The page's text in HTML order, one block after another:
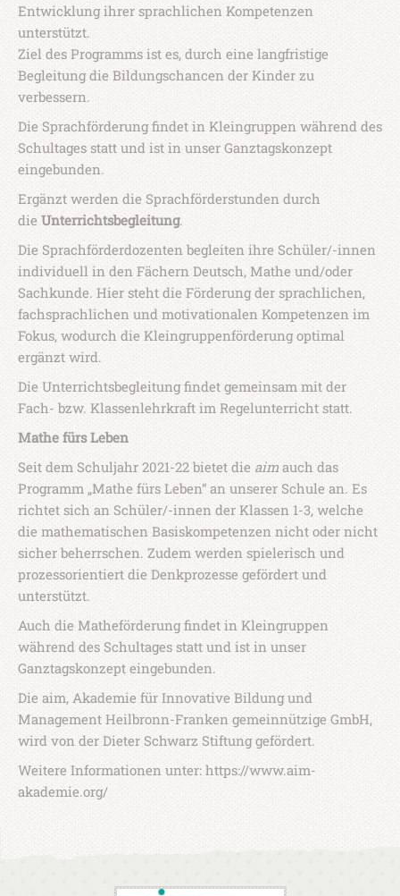
Entwicklung ihrer sprachlichen Kompetenzen
unterstützt.
Ziel des Programms ist es, durch eine langfristige
Begleitung die Bildungschancen der Kinder zu
verbessern.
Die Sprachförderung findet in Kleingruppen während des
Schultages statt und ist in unser Ganztagskonzept
eingebunden.
Ergänzt werden die Sprachförderstunden durch
die Unterrichtsbegleitung.
Die Sprachförderdozenten begleiten ihre Schüler/-innen
individuell in den Fächern Deutsch, Mathe und/oder
Sachkunde. Hier steht die Förderung der sprachlichen,
fachsprachlichen und motivationalen Kompetenzen im
Fokus, wodurch die Kleingruppenförderung optimal
ergänzt wird.
Die Unterrichtsbegleitung findet gemeinsam mit der
Fach- bzw. Klassenlehrkraft im Regelunterricht statt.
Mathe fürs Leben
Seit dem Schuljahr 2021-22 bietet die aim auch das
Programm „Mathe fürs Leben“ an unserer Schule an. Es
richtet sich an Schüler/-innen der Klassen 1-3, welche
die mathematischen Basiskompetenzen nicht oder nicht
sicher beherrschen. Zudem werden spielerisch und
prozessorientiert die Denkprozesse gefördert und
unterstützt.
Auch die Matheförderung findet in Kleingruppen
während des Schultages statt und ist in unser
Ganztagskonzept eingebunden.
Die aim, Akademie für Innovative Bildung und
Management Heilbronn-Franken gemeinnützige GmbH,
wird von der Dieter Schwarz Stiftung gefördert.
Weitere Informationen unter: https://www.aim-
akademie.org/